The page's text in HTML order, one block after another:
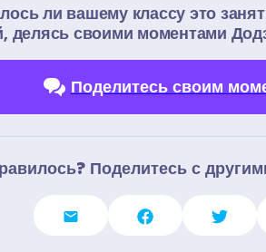
ли вашему классу это
делясь своими моментами
Поделитесь своим
Поделитесь с